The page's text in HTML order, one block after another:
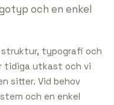
och en enkel
struktur, typografi och
tidiga utkast och vi
sitter. Vid behov
och en enkel